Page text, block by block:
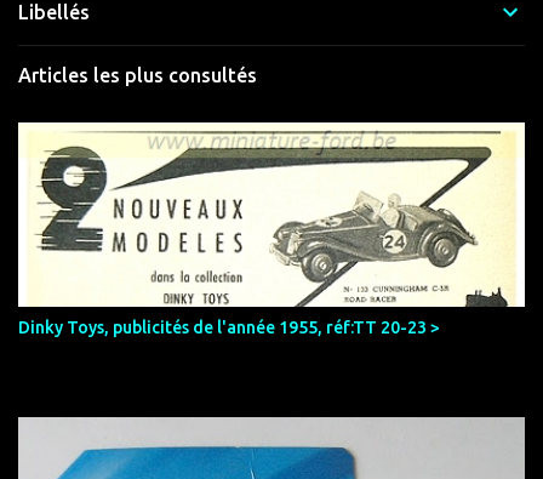
m
n
t
a
i
r
Libellés
Articles les plus consultés
Dinky Toys, publicités de l'année 1955, réf:TT 20-23 >